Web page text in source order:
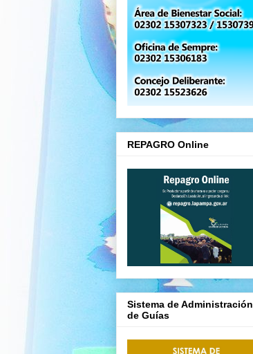
REPAGRO Online
Sistema de Administración
de Guías